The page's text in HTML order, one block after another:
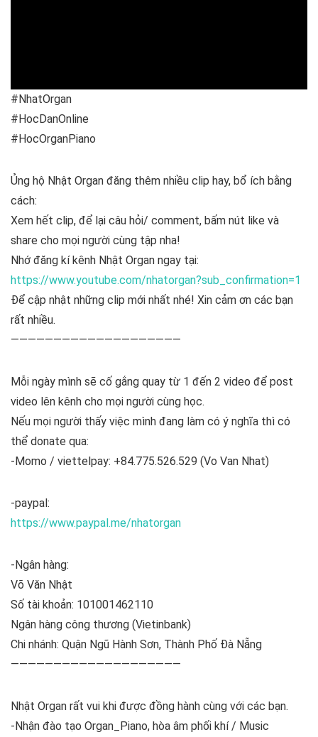
#NhatOrgan
#HocDanOnline
#HocOrganPiano
Ủng hộ Nhật Organ đăng thêm nhiều clip hay, bổ ích bằng
cách:
Xem hết clip, để lại câu hỏi/ comment, bấm nút like và
share cho mọi người cùng tập nha!
Nhớ đăng kí kênh Nhật Organ ngay tại:
https://www.youtube.com/nhatorgan?sub_confirmation=1
Để cập nhật những clip mới nhất nhé! Xin cảm ơn các bạn
rất nhiều.
————————————————————
Mỗi ngày mình sẽ cố gắng quay từ 1 đến 2 video để post
video lên kênh cho mọi người cùng học.
Nếu mọi người thấy việc mình đang làm có ý nghĩa thì có
thể donate qua:
-Momo / viettelpay: +84.775.526.529 (Vo Van Nhat)
-paypal:
https://www.paypal.me/nhatorgan
-Ngân hàng:
Võ Văn Nhật
Số tài khoản: 101001462110
Ngân hàng công thương (Vietinbank)
Chi nhánh: Quận Ngũ Hành Sơn, Thành Phố Đà Nẵng
————————————————————
Nhật Organ rất vui khi được đồng hành cùng với các bạn.
-Nhận đào tạo Organ_Piano, hòa âm phối khí / Music